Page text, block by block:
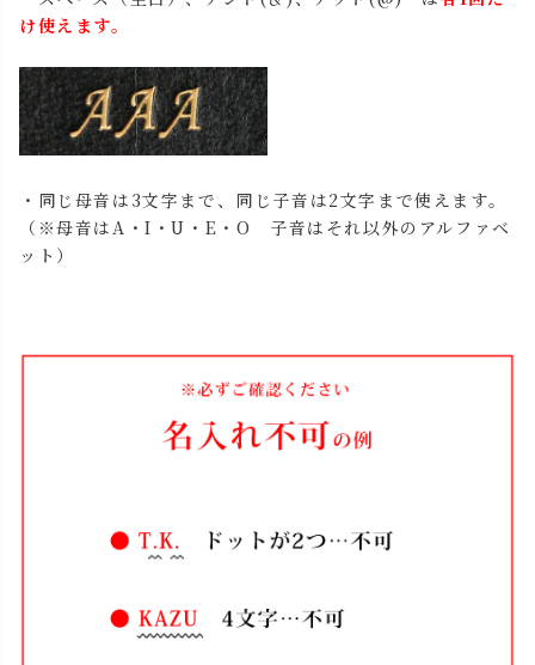
け使えます。
・同じ母音は3文字まで、同じ子音は2文字まで使えます。
（※母音はA・I・U・E・O 子音はそれ以外のアルファベ
ット）